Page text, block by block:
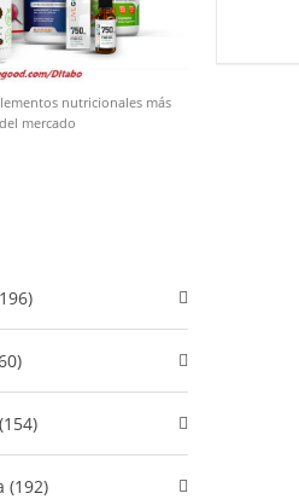
nutricionales más
mercado
(192)